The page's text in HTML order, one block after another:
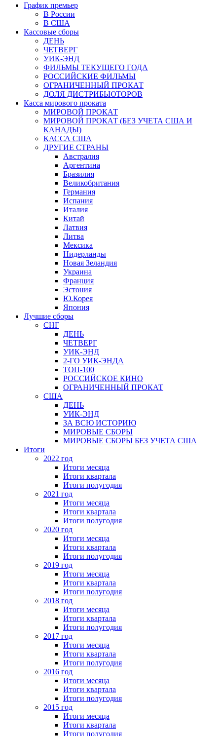
График премьер
В России
В США
Кассовые сборы
ДЕНЬ
ЧЕТВЕРГ
УИК-ЭНД
ФИЛЬМЫ ТЕКУЩЕГО ГОДА
РОССИЙСКИЕ ФИЛЬМЫ
ОГРАНИЧЕННЫЙ ПРОКАТ
ДОЛЯ ДИСТРИБЬЮТОРОВ
Касса мирового проката
МИРОВОЙ ПРОКАТ
МИРОВОЙ ПРОКАТ (БЕЗ УЧЕТА США И
КАНАДЫ)
КАССА США
ДРУГИЕ СТРАНЫ
Австралия
Аргентина
Бразилия
Великобритания
Германия
Испания
Италия
Китай
Латвия
Литва
Мексика
Нидерланды
Новая Зеландия
Украина
Франция
Эстония
Ю.Корея
Япония
Лучшие сборы
СНГ
ДЕНЬ
ЧЕТВЕРГ
УИК-ЭНД
2-ГО УИК-ЭНДА
ТОП-100
РОССИЙСКОЕ КИНО
ОГРАНИЧЕННЫЙ ПРОКАТ
США
ДЕНЬ
УИК-ЭНД
ЗА ВСЮ ИСТОРИЮ
МИРОВЫЕ СБОРЫ
МИРОВЫЕ СБОРЫ БЕЗ УЧЕТА США
Итоги
2022 год
Итоги месяца
Итоги квартала
Итоги полугодия
2021 год
Итоги месяца
Итоги квартала
Итоги полугодия
2020 год
Итоги месяца
Итоги квартала
Итоги полугодия
2019 год
Итоги месяца
Итоги квартала
Итоги полугодия
2018 год
Итоги месяца
Итоги квартала
Итоги полугодия
2017 год
Итоги месяца
Итоги квартала
Итоги полугодия
2016 год
Итоги месяца
Итоги квартала
Итоги полугодия
2015 год
Итоги месяца
Итоги квартала
Итоги полугодия